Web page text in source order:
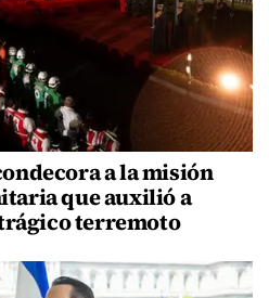
a la misión
que auxilió a
terremoto